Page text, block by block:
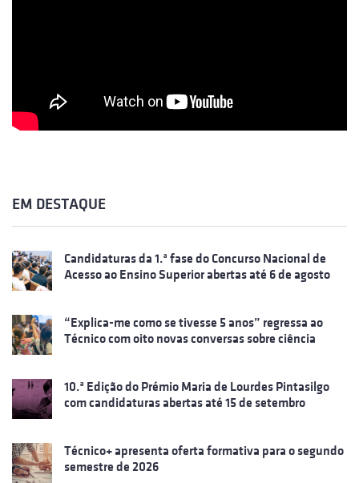
EM DESTAQUE
Candidaturas da 1.ª fase do Concurso Nacional de
Acesso ao Ensino Superior abertas até 6 de agosto
“Explica-me como se tivesse 5 anos” regressa ao
Técnico com oito novas conversas sobre ciência
10.ª Edição do Prémio Maria de Lourdes Pintasilgo
com candidaturas abertas até 15 de setembro
Técnico+ apresenta oferta formativa para o segundo
semestre de 2026